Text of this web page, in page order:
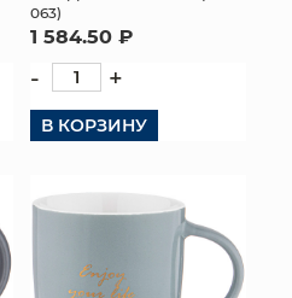
063)
1 584.50 ₽
- +
В КОРЗИНУ